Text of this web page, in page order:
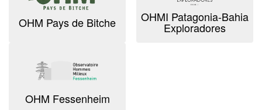
OHM Pays de Bitche OHMI Patagonia-Bahia
Exploradores
OHM Fessenheim